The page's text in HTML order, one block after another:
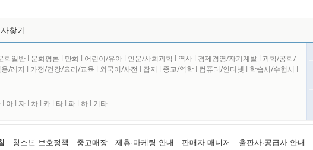
찾기
학일반 l 문화평론 l 만화 l 어린이/유아 l 인문/사회과학 l 역사 l 경제경영/자기계발 l 과학/공학/
/레저 l 가정/건강/요리/교육 l 외국어/사전 l 잡지 l 종교/역학 l 컴퓨터/인터넷 l 학습서/수험서 l
l 아 l 자 l 차 l 카 l 타 l 파 l 하 l 기타
청소년 보호정책 중고매장 제휴·마케팅 안내 판매자 매니저 출판사·공급사 안내